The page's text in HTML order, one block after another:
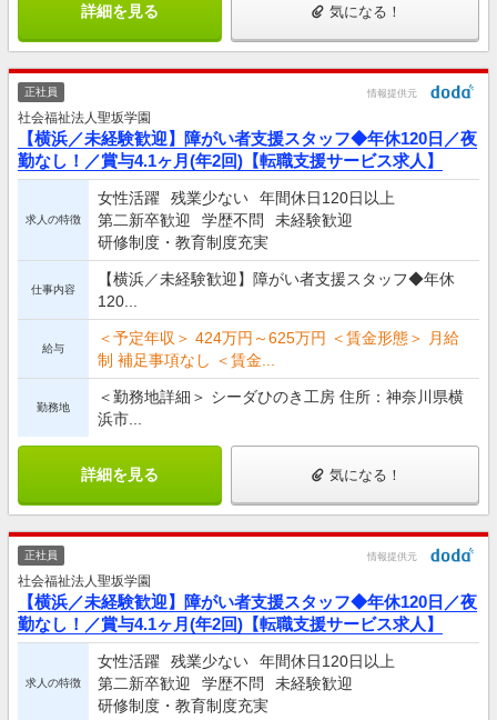
詳細を見る 気になる！
正社員 情報提供元
社会福祉法人聖坂学園
【横浜／未経験歓迎】障がい者支援スタッフ◆年休120日／夜
勤なし！／賞与4.1ヶ月(年2回)【転職支援サービス求人】
求人の特徴
女性活躍 残業少ない
年間休日120日以上
第二新卒歓迎
学歴不問
未経験歓迎
研修制度・教育制度充実
仕事内容
【横浜／未経験歓迎】障がい者支援スタッフ◆年休
120...
給与
＜予定年収＞ 424万円～625万円 ＜賃金形態＞ 月給
制 補足事項なし ＜賃金...
勤務地
＜勤務地詳細＞ シーダひのき工房 住所：神奈川県横
浜市...
詳細を見る 気になる！
正社員 情報提供元
社会福祉法人聖坂学園
【横浜／未経験歓迎】障がい者支援スタッフ◆年休120日／夜
勤なし！／賞与4.1ヶ月(年2回)【転職支援サービス求人】
求人の特徴
女性活躍 残業少ない
年間休日120日以上
第二新卒歓迎
学歴不問
未経験歓迎
研修制度・教育制度充実